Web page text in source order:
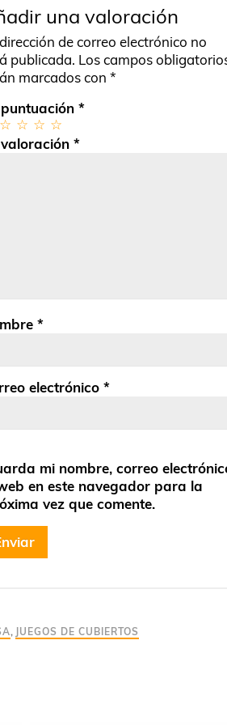
una valoración
de correo electrónico no
publicada. Los campos
marcados con *
*
*
*
electrónico *
mi nombre, correo
en este navegador para la
vez que comente.
, JUEGOS DE CUBIERTOS